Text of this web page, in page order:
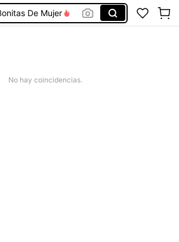
De Mujer
No hay coincidencias.